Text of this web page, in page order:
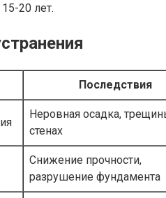
20 лет.
Последствия
Неровная осадка,
стенах
Снижение прочности,
разрушение фундамента